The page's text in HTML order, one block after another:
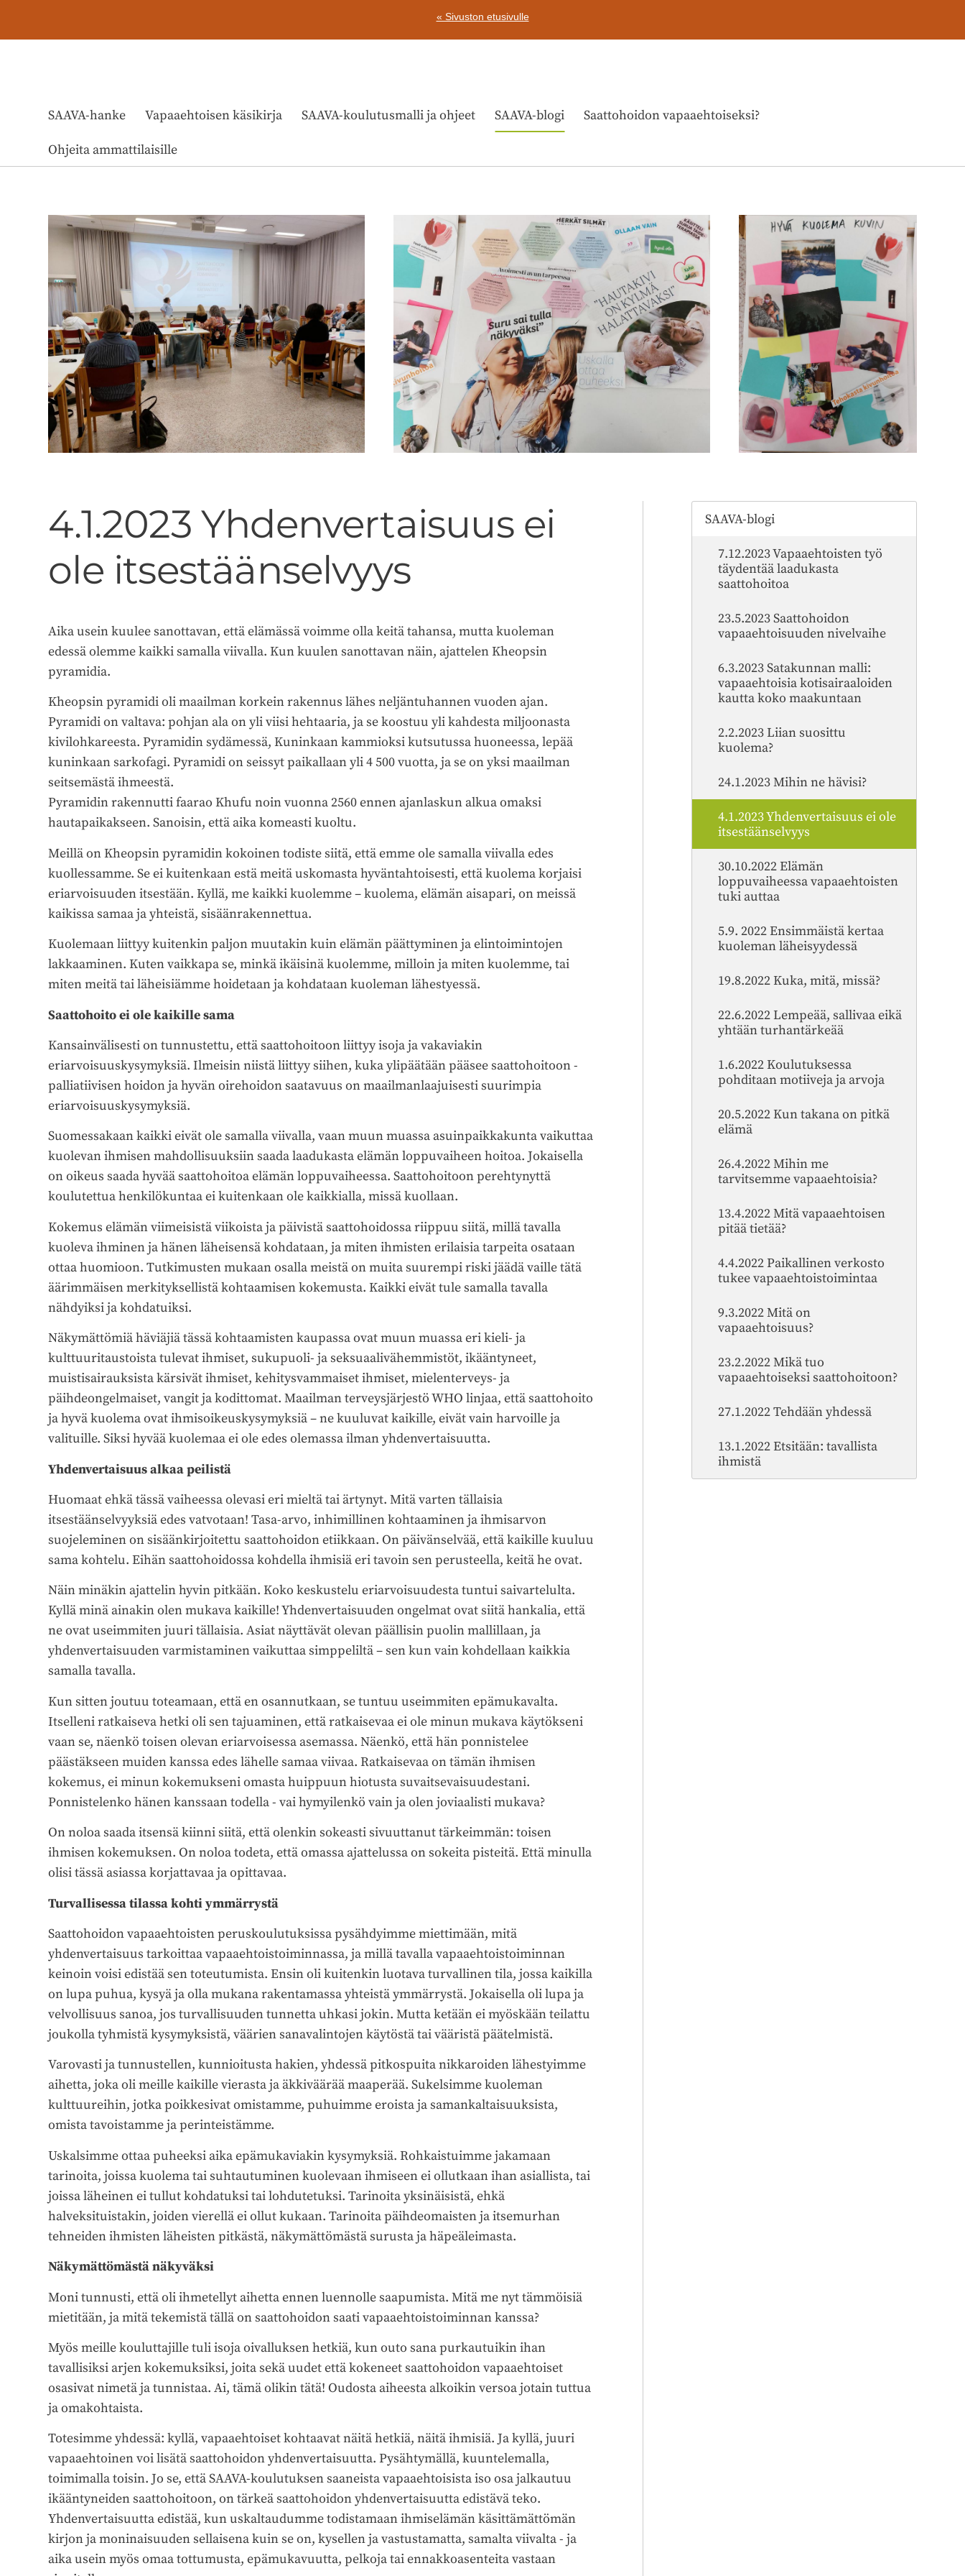
sivun
« Sivuston etusivulle
SAAVA-hanke Vapaaehtoisen käsikirja SAAVA-koulutusmalli ja ohjeet SAAVA-blogi Saattohoidon vapaaehtoiseksi?
Ohjeita ammattilaisille
4.1.2023 Yhdenvertaisuus ei
ole itsestäänselvyys
Aika usein kuulee sanottavan, että elämässä voimme olla keitä tahansa, mutta kuoleman
edessä olemme kaikki samalla viivalla. Kun kuulen sanottavan näin, ajattelen Kheopsin
pyramidia.
Kheopsin pyramidi oli maailman korkein rakennus lähes neljäntuhannen vuoden ajan.
Pyramidi on valtava: pohjan ala on yli viisi hehtaaria, ja se koostuu yli kahdesta miljoonasta
kivilohkareesta. Pyramidin sydämessä, Kuninkaan kammioksi kutsutussa huoneessa, lepää
kuninkaan sarkofagi. Pyramidi on seissyt paikallaan yli 4 500 vuotta, ja se on yksi maailman
seitsemästä ihmeestä.
Pyramidin rakennutti faarao Khufu noin vuonna 2560 ennen ajanlaskun alkua omaksi
hautapaikakseen. Sanoisin, että aika komeasti kuoltu.
Meillä on Kheopsin pyramidin kokoinen todiste siitä, että emme ole samalla viivalla edes
kuollessamme. Se ei kuitenkaan estä meitä uskomasta hyväntahtoisesti, että kuolema korjaisi
eriarvoisuuden itsestään. Kyllä, me kaikki kuolemme – kuolema, elämän aisapari, on meissä
kaikissa samaa ja yhteistä, sisäänrakennettua.
Kuolemaan liittyy kuitenkin paljon muutakin kuin elämän päättyminen ja elintoimintojen
lakkaaminen. Kuten vaikkapa se, minkä ikäisinä kuolemme, milloin ja miten kuolemme, tai
miten meitä tai läheisiämme hoidetaan ja kohdataan kuoleman lähestyessä.
Saattohoito ei ole kaikille sama
Kansainvälisesti on tunnustettu, että saattohoitoon liittyy isoja ja vakaviakin
eriarvoisuuskysymyksiä. Ilmeisin niistä liittyy siihen, kuka ylipäätään pääsee saattohoitoon -
palliatiivisen hoidon ja hyvän oirehoidon saatavuus on maailmanlaajuisesti suurimpia
eriarvoisuuskysymyksiä.
Suomessakaan kaikki eivät ole samalla viivalla, vaan muun muassa asuinpaikkakunta vaikuttaa
kuolevan ihmisen mahdollisuuksiin saada laadukasta elämän loppuvaiheen hoitoa. Jokaisella
on oikeus saada hyvää saattohoitoa elämän loppuvaiheessa. Saattohoitoon perehtynyttä
koulutettua henkilökuntaa ei kuitenkaan ole kaikkialla, missä kuollaan.
Kokemus elämän viimeisistä viikoista ja päivistä saattohoidossa riippuu siitä, millä tavalla
kuoleva ihminen ja hänen läheisensä kohdataan, ja miten ihmisten erilaisia tarpeita osataan
ottaa huomioon. Tutkimusten mukaan osalla meistä on muita suurempi riski jäädä vaille tätä
äärimmäisen merkityksellistä kohtaamisen kokemusta. Kaikki eivät tule samalla tavalla
nähdyiksi ja kohdatuiksi.
Näkymättömiä häviäjiä tässä kohtaamisten kaupassa ovat muun muassa eri kieli- ja
kulttuuritaustoista tulevat ihmiset, sukupuoli- ja seksuaalivähemmistöt, ikääntyneet,
muistisairauksista kärsivät ihmiset, kehitysvammaiset ihmiset, mielenterveys- ja
päihdeongelmaiset, vangit ja kodittomat. Maailman terveysjärjestö WHO linjaa, että saattohoito
ja hyvä kuolema ovat ihmisoikeuskysymyksiä – ne kuuluvat kaikille, eivät vain harvoille ja
valituille. Siksi hyvää kuolemaa ei ole edes olemassa ilman yhdenvertaisuutta.
Yhdenvertaisuus alkaa peilistä
Huomaat ehkä tässä vaiheessa olevasi eri mieltä tai ärtynyt. Mitä varten tällaisia
itsestäänselvyyksiä edes vatvotaan! Tasa-arvo, inhimillinen kohtaaminen ja ihmisarvon
suojeleminen on sisäänkirjoitettu saattohoidon etiikkaan. On päivänselvää, että kaikille kuuluu
sama kohtelu. Eihän saattohoidossa kohdella ihmisiä eri tavoin sen perusteella, keitä he ovat.
Näin minäkin ajattelin hyvin pitkään. Koko keskustelu eriarvoisuudesta tuntui saivartelulta.
Kyllä minä ainakin olen mukava kaikille! Yhdenvertaisuuden ongelmat ovat siitä hankalia, että
ne ovat useimmiten juuri tällaisia. Asiat näyttävät olevan päällisin puolin mallillaan, ja
yhdenvertaisuuden varmistaminen vaikuttaa simppeliltä – sen kun vain kohdellaan kaikkia
samalla tavalla.
Kun sitten joutuu toteamaan, että en osannutkaan, se tuntuu useimmiten epämukavalta.
Itselleni ratkaiseva hetki oli sen tajuaminen, että ratkaisevaa ei ole minun mukava käytökseni
vaan se, näenkö toisen olevan eriarvoisessa asemassa. Näenkö, että hän ponnistelee
päästäkseen muiden kanssa edes lähelle samaa viivaa. Ratkaisevaa on tämän ihmisen
kokemus, ei minun kokemukseni omasta huippuun hiotusta suvaitsevaisuudestani.
Ponnistelenko hänen kanssaan todella - vai hymyilenkö vain ja olen joviaalisti mukava?
On noloa saada itsensä kiinni siitä, että olenkin sokeasti sivuuttanut tärkeimmän: toisen
ihmisen kokemuksen. On noloa todeta, että omassa ajattelussa on sokeita pisteitä. Että minulla
olisi tässä asiassa korjattavaa ja opittavaa.
Turvallisessa tilassa kohti ymmärrystä
Saattohoidon vapaaehtoisten peruskoulutuksissa pysähdyimme miettimään, mitä
yhdenvertaisuus tarkoittaa vapaaehtoistoiminnassa, ja millä tavalla vapaaehtoistoiminnan
keinoin voisi edistää sen toteutumista. Ensin oli kuitenkin luotava turvallinen tila, jossa kaikilla
on lupa puhua, kysyä ja olla mukana rakentamassa yhteistä ymmärrystä. Jokaisella oli lupa ja
velvollisuus sanoa, jos turvallisuuden tunnetta uhkasi jokin. Mutta ketään ei myöskään teilattu
joukolla tyhmistä kysymyksistä, väärien sanavalintojen käytöstä tai vääristä päätelmistä.
Varovasti ja tunnustellen, kunnioitusta hakien, yhdessä pitkospuita nikkaroiden lähestyimme
aihetta, joka oli meille kaikille vierasta ja äkkiväärää maaperää. Sukelsimme kuoleman
kulttuureihin, jotka poikkesivat omistamme, puhuimme eroista ja samankaltaisuuksista,
omista tavoistamme ja perinteistämme.
Uskalsimme ottaa puheeksi aika epämukaviakin kysymyksiä. Rohkaistuimme jakamaan
tarinoita, joissa kuolema tai suhtautuminen kuolevaan ihmiseen ei ollutkaan ihan asiallista, tai
joissa läheinen ei tullut kohdatuksi tai lohdutetuksi. Tarinoita yksinäisistä, ehkä
halveksituistakin, joiden vierellä ei ollut kukaan. Tarinoita päihdeomaisten ja itsemurhan
tehneiden ihmisten läheisten pitkästä, näkymättömästä surusta ja häpeäleimasta.
Näkymättömästä näkyväksi
Moni tunnusti, että oli ihmetellyt aihetta ennen luennolle saapumista. Mitä me nyt tämmöisiä
mietitään, ja mitä tekemistä tällä on saattohoidon saati vapaaehtoistoiminnan kanssa?
Myös meille kouluttajille tuli isoja oivalluksen hetkiä, kun outo sana purkautuikin ihan
tavallisiksi arjen kokemuksiksi, joita sekä uudet että kokeneet saattohoidon vapaaehtoiset
osasivat nimetä ja tunnistaa. Ai, tämä olikin tätä! Oudosta aiheesta alkoikin versoa jotain tuttua
ja omakohtaista.
Totesimme yhdessä: kyllä, vapaaehtoiset kohtaavat näitä hetkiä, näitä ihmisiä. Ja kyllä, juuri
vapaaehtoinen voi lisätä saattohoidon yhdenvertaisuutta. Pysähtymällä, kuuntelemalla,
toimimalla toisin. Jo se, että SAAVA-koulutuksen saaneista vapaaehtoisista iso osa jalkautuu
ikääntyneiden saattohoitoon, on tärkeä saattohoidon yhdenvertaisuutta edistävä teko.
Yhdenvertaisuutta edistää, kun uskaltaudumme todistamaan ihmiselämän käsittämättömän
kirjon ja moninaisuuden sellaisena kuin se on, kysellen ja vastustamatta, samalta viivalta - ja
aika usein myös omaa tottumusta, epämukavuutta, pelkoja tai ennakkoasenteita vastaan
SAAVA-blogi
7.12.2023 Vapaaehtoisten työ
täydentää laadukasta
saattohoitoa
23.5.2023 Saattohoidon
vapaaehtoisuuden nivelvaihe
6.3.2023 Satakunnan malli:
vapaaehtoisia kotisairaaloiden
kautta koko maakuntaan
2.2.2023 Liian suosittu
kuolema?
24.1.2023 Mihin ne hävisi?
4.1.2023 Yhdenvertaisuus ei ole
itsestäänselvyys
30.10.2022 Elämän
loppuvaiheessa vapaaehtoisten
tuki auttaa
5.9. 2022 Ensimmäistä kertaa
kuoleman läheisyydessä
19.8.2022 Kuka, mitä, missä?
22.6.2022 Lempeää, sallivaa eikä
yhtään turhantärkeää
1.6.2022 Koulutuksessa
pohditaan motiiveja ja arvoja
20.5.2022 Kun takana on pitkä
elämä
26.4.2022 Mihin me
tarvitsemme vapaaehtoisia?
13.4.2022 Mitä vapaaehtoisen
pitää tietää?
4.4.2022 Paikallinen verkosto
tukee vapaaehtoistoimintaa
9.3.2022 Mitä on
vapaaehtoisuus?
23.2.2022 Mikä tuo
vapaaehtoiseksi saattohoitoon?
27.1.2022 Tehdään yhdessä
13.1.2022 Etsitään: tavallista
ihmistä